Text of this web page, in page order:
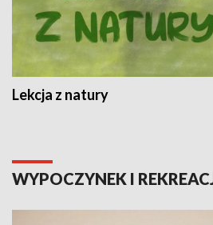
Lekcja z natury
WYPOCZYNEK I